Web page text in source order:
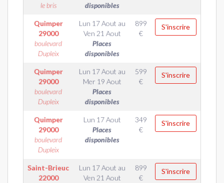
le bris
disponibles
Quimper
29000
boulevard
Dupleix
Lun 17 Aout au
Ven 21 Aout
Places
disponibles
899
€
S'inscrire
Quimper
29000
boulevard
Dupleix
Lun 17 Aout au
Mer 19 Aout
Places
disponibles
599
€
S'inscrire
Quimper
29000
boulevard
Dupleix
Lun 17 Aout
Places
disponibles
349
€
S'inscrire
Saint-Brieuc
22000
Lun 17 Aout au
Ven 21 Aout
899
€
S'inscrire